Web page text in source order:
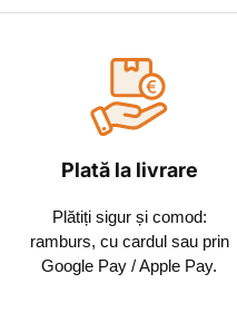
Plată la livrare
Plătiți sigur și comod:
ramburs, cu cardul sau prin
Google Pay / Apple Pay.